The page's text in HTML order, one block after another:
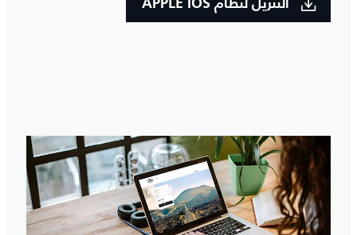
التنزيل لنظام APPLE IOS